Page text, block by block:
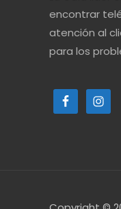
encontrar
atención al
para los